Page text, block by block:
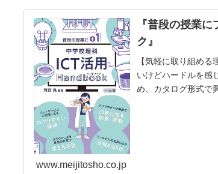
『普段の授業
ク』
【気軽に取り組め
いけどハードルを感
め、カタログ形式で
www.meijitosho.co.jp